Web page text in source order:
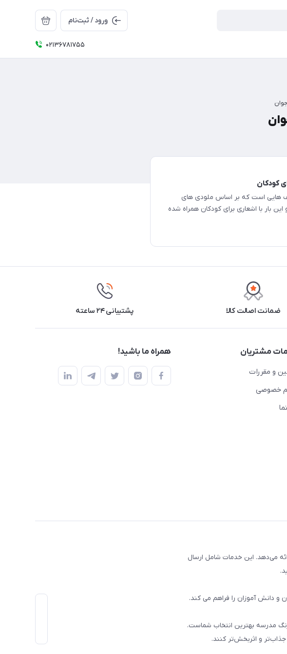
ورود / ثبت‌نام
02136781755
کودکان
هایی است که بر اساس ملودی های
بار با اشعاری برای کودکان همراه شده
ضمانت اصالت کالا پشتیبانی ۲۴ ساعته
مشتریان
و مقررات
خصوصی
همراه ما باشید!
می‌دهد. این خدمات شامل ارسال
و دانش آموزان را فراهم می کند.
مدرسه بهترین انتخاب شماست.
و اثربخش‌تر کنند.